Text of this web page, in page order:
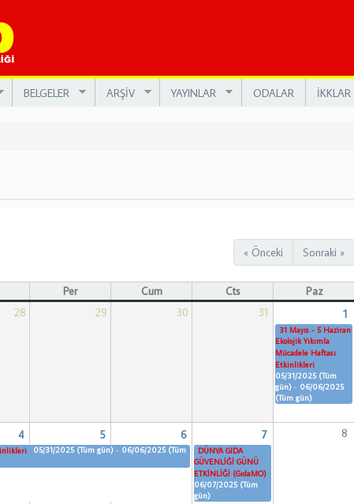
BELGELER ARŞİV YAYINLAR ODALAR İKKLAR
« Önceki Sonraki »
Per Cum Cts
Paz
28 29 30 31 1
31 Mayıs - 5 Haziran
Ekolojik Yıkımla
Mücadele Haftası
Etkinlikleri
05/31/2025 (Tüm
gün) - 06/06/2025
(Tüm gün)
4 5 6 7 8
05/31/2025 (Tüm gün) - 06/06/2025 (Tüm
DÜNYA GIDA
GÜVENLİĞİ GÜNÜ
ETKİNLİĞİ (GıdaMO)
06/07/2025 (Tüm
gün)